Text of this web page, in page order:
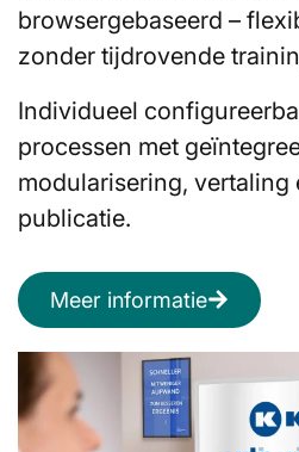
browsergebaseerd –
zonder tijdrovende
Individueel
processen met
modularisering, vertaling
publicatie.
Meer informatie